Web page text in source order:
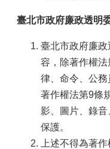
臺北市政府廉政透明
臺北市政府廉
容，除著作權
律、命令、公
著作權法第9條
影、圖片、錄
保護。
上述不得為著